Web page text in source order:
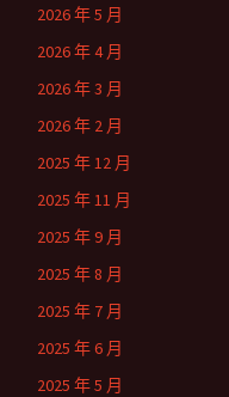
2026 年 5 月
2026 年 4 月
2026 年 3 月
2026 年 2 月
2025 年 12 月
2025 年 11 月
2025 年 9 月
2025 年 8 月
2025 年 7 月
2025 年 6 月
2025 年 5 月